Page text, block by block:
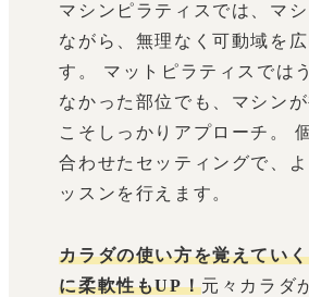
マシンピラティスでは、マ
ながら、無理なく可動域を
す。 マットピラティスでは
なかった部位でも、マシン
こそしっかりアプローチ。
合わせたセッティングで、
ッスンを行えます。
カラダの使い方を覚えてい
に柔軟性もUP！元々カラダ